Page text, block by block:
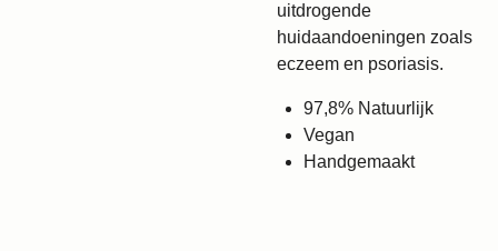
uitdrogende
huidaandoeningen zoals
eczeem en psoriasis.
97,8% Natuurlijk
Vegan
Handgemaakt